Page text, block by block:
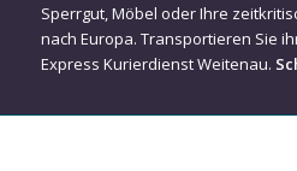
Sperrgut, Möbel oder Ihre
nach Europa. Transportieren Sie
Express Kurierdienst Weitenau.